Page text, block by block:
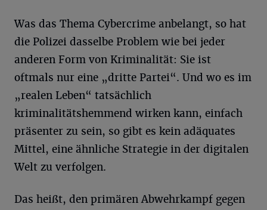
Was das Thema Cybercrime anbelangt, so hat
die Polizei dasselbe Problem wie bei jeder
anderen Form von Kriminalität: Sie ist
oftmals nur eine „dritte Partei“. Und wo es im
„realen Leben“ tatsächlich
kriminalitätshemmend wirken kann, einfach
präsenter zu sein, so gibt es kein adäquates
Mittel, eine ähnliche Strategie in der digitalen
Welt zu verfolgen.
Das heißt, den primären Abwehrkampf gegen